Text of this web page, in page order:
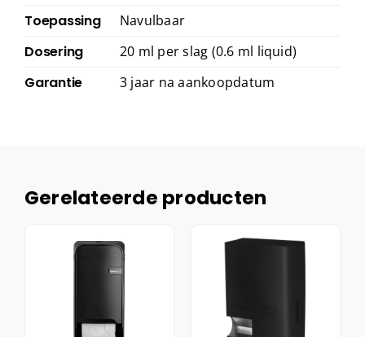
Toepassing Navulbaar
Dosering 20 ml per slag (0.6 ml liquid)
Garantie 3 jaar na aankoopdatum
Gerelateerde producten